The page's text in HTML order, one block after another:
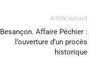
Article suivant
Besançon. Affaire Péchier :
l’ouverture d’un procès
historique